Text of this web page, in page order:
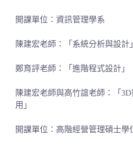
開課單位：資訊管理學系
陳建宏老師：「系統分析與設計」
鄭育評老師 ：「進階程式設計」
陳建宏老師與高竹誼老師：
「
用」
開課單位： 高階經營管理碩士學